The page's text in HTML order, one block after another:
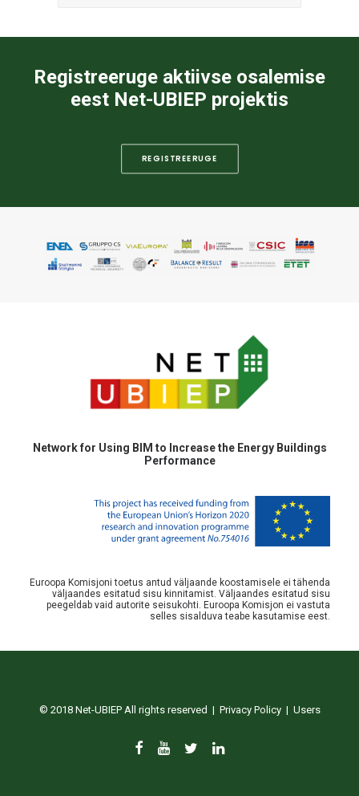
Registreeruge aktiivse osalemise
eest Net-UBIEP projektis
REGISTREERUGE
Network for Using BIM to Increase the Energy Buildings
Performance
Euroopa Komisjoni toetus antud väljaande koostamisele ei tähenda
väljaandes esitatud sisu kinnitamist. Väljaandes esitatud sisu
peegeldab vaid autorite seisukohti. Euroopa Komisjon ei vastuta
selles sisalduva teabe kasutamise eest.
© 2018 Net-UBIEP All rights reserved | Privacy Policy| Users